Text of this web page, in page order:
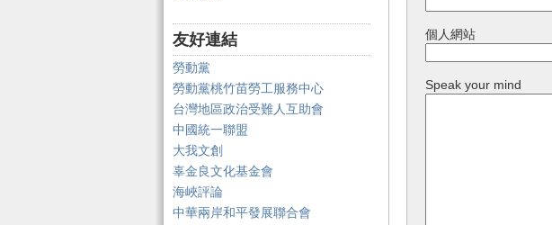
友好連結
勞動黨
勞動黨桃竹苗勞工服務中心
台灣地區政治受難人互助會
中國統一聯盟
大我文創
辜金良文化基金會
海峽評論
中華兩岸和平發展聯合會
個人網站
Speak your mind